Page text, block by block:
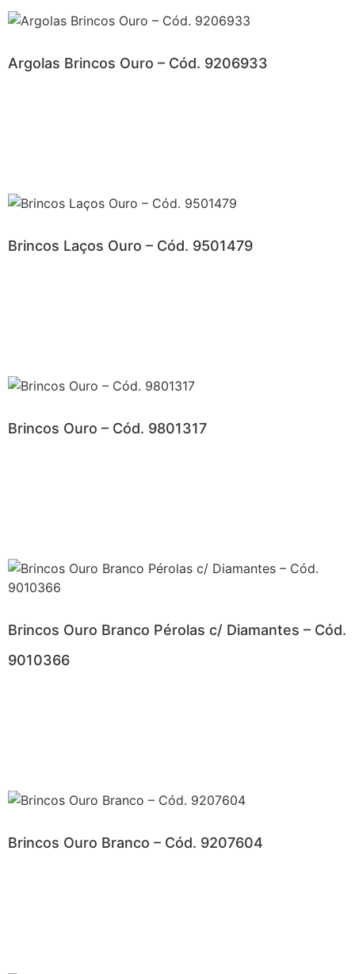
Argolas Brincos Ouro – Cód. 9206933
Brincos Laços Ouro – Cód. 9501479
Brincos Ouro – Cód. 9801317
Brincos Ouro Branco Pérolas c/ Diamantes – Cód.
9010366
Brincos Ouro Branco – Cód. 9207604